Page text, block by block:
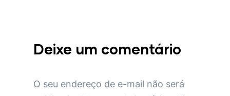
Deixe um comentário
O seu endereço de e-mail não será